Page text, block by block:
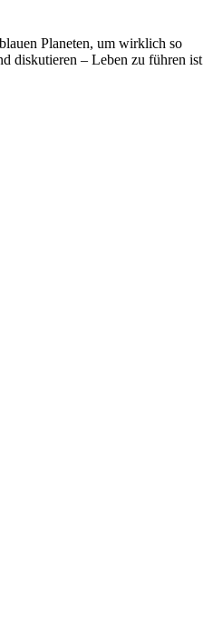
Planeten, um wirklich so
diskutieren – Leben zu führen ist